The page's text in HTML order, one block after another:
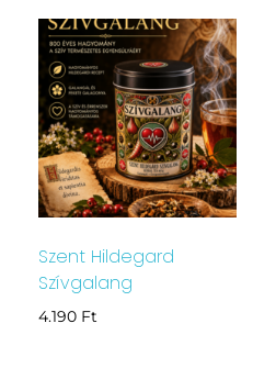
Szent Hildegard
Szívgalang
4.190 Ft